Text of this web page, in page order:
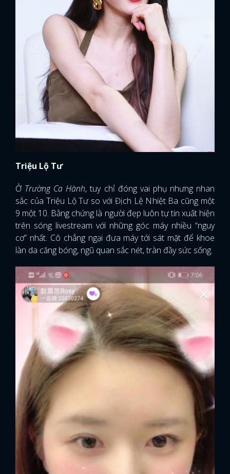
x
ĐĂNG NHẬP
Triệu Lộ Tư
Ở Trường Ca Hành, tuy chỉ đóng vai phụ nhưng nhan
sắc của Triệu Lộ Tư so với Địch Lệ Nhiệt Ba cũng một
9 một 10. Bằng chứng là người đẹp luôn tự tin xuất hiện
trên sóng livestream với những góc máy nhiều “nguy
cơ” nhất. Cô chẳng ngại đưa máy tới sát mặt để khoe
làn da căng bóng, ngũ quan sắc nét, tràn đầy sức sống.